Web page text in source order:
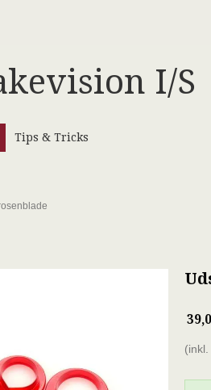
I/S
Tips & Tricks